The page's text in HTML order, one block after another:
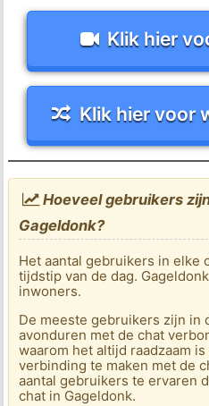
Klik hier
Klik hier voor
Hoeveel gebruikers
Gageldonk?
Het aantal gebruikers in elke
tijdstip van de dag.
inwoners.
De meeste gebruikers zijn in
avonduren met de chat
waarom het altijd raadzaam
verbinding te maken met de
aantal gebruikers te ervaren
chat in Gageldonk.